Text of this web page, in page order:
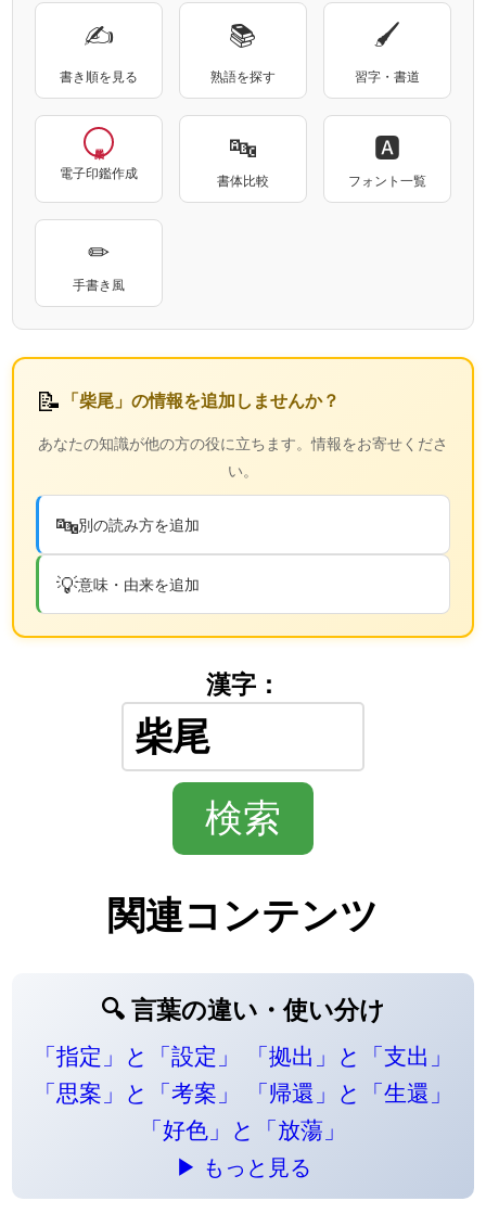
✍
書き順を見る
📚
熟語を探す
🖌
習字・書道
電子印鑑作成
🔤
書体比較
🅰
フォント一覧
✏
手書き風
📝 「柴尾」の情報を追加しませんか？
あなたの知識が他の方の役に立ちます。情報をお寄せくださ
い。
🔤別の読み方を追加
💡意味・由来を追加
漢字：
関連コンテンツ
🔍 言葉の違い・使い分け
「指定」と「設定」
「拠出」と「支出」
「思案」と「考案」
「帰還」と「生還」
「好色」と「放蕩」
▶ もっと見る